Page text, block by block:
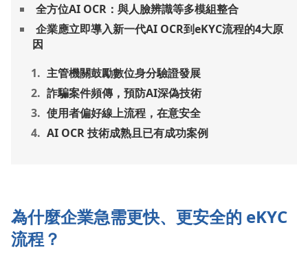
全方位AI OCR：與人臉辨識等多模組整合
企業應立即導入新一代AI OCR到eKYC流程的4大原
因
主管機關鼓勵數位身分驗證發展
詐騙案件頻傳，預防AI深偽技術
使用者偏好線上流程，在意安全
AI OCR 技術成熟且已有成功案例
為什麼企業急需更快、更安全的 eKYC
流程？